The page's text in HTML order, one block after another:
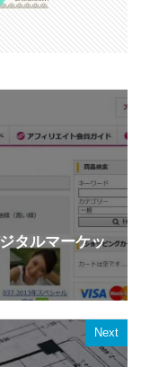
タルマーケッ
Next